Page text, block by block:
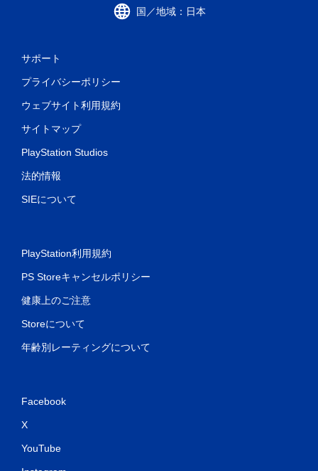
国／地域：日本
サポート
プライバシーポリシー
ウェブサイト利用規約
サイトマップ
PlayStation Studios
法的情報
SIEについて
PlayStation利用規約
PS Storeキャンセルポリシー
健康上のご注意
Storeについて
年齢別レーティングについて
Facebook
X
YouTube